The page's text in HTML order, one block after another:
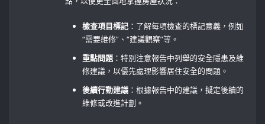
檢查項目標記 ：了解每項檢查的標記意義，例如
“需要維修”、“建議觀察”等。
重點問題 ：特別注意報告中列舉的安全隱患及維
修建議，以優先處理影響居住安全的問題。
後續行動建議 ：根據報告中的建議，擬定後續的
維修或改進計劃。